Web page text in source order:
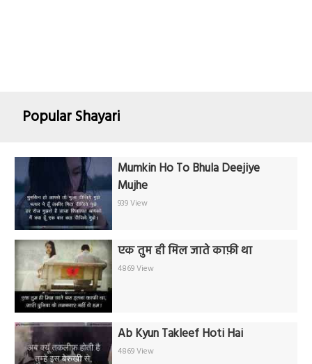
Popular Shayari
Mumkin Ho To Bhula Deejiye
Mujhe
939 View
एक तुम ही मिल जाते काफ़ी था
4869 View
Ab Kyun Takleef Hoti Hai
4869 View